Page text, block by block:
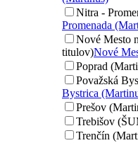
Nitra -
Promenada
Nové Mesto
titulov)Nové
Poprad
Považská
Bystrica
Prešov
Trebišov
Trenčín